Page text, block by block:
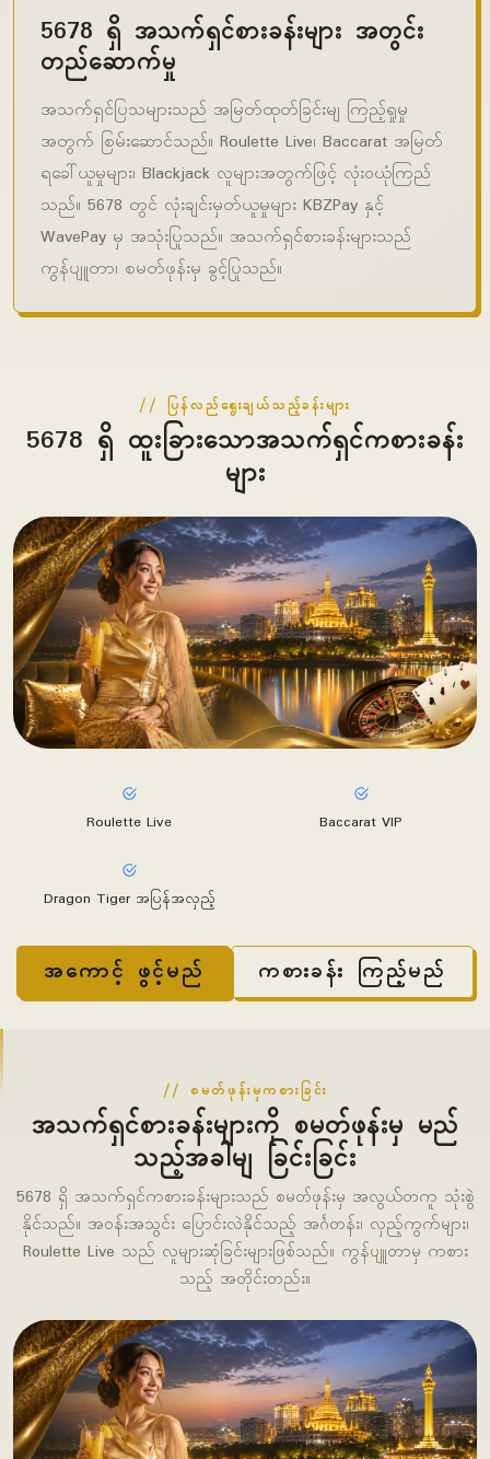
5678 ရှိ အသက်ရှင်စားခန်းများ အတွင်း
တည်ဆောက်မှု
အသက်ရှင်ပြသများသည် အမြတ်ထုတ်ခြင်းမျ ကြည့်ရှုမှု
အတွက် စြမ်းဆောင်သည်။ Roulette Live၊ Baccarat အမြတ်
ရခေါ်ယူမှုများ၊ Blackjack လူများအတွက်ဖြင့် လုံးဝယုံကြည်
သည်။ 5678 တွင် လုံးချင်းမှတ်ယူမှုများ KBZPay နှင့်
WavePay မှ အသုံးပြုသည်။ အသက်ရှင်စားခန်းများသည်
ကွန်ပျူတာ၊ စမတ်ဖုန်းမှ ခွင့်ပြုသည်။
ပြန်လည်ရွေးချယ်သည့်ခန်းများ
5678 ရှိ ထူးခြားသောအသက်ရှင်ကစားခန်း
များ
Roulette Live Baccarat VIP
Dragon Tiger အပြန်အလှည့်
အကောင့် ဖွင့်မည် ကစားခန်း ကြည့်မည်
စမတ်ဖုန်းမှကစားခြင်း
အသက်ရှင်စားခန်းများကို စမတ်ဖုန်းမှ မည်
သည့်အခါမျ ခြင်းခြင်း
5678 ရှိ အသက်ရှင်ကစားခန်းများသည် စမတ်ဖုန်းမှ အလွယ်တကူ သုံးစွဲ
နိုင်သည်။ အဝန်းအသွင်း ပြောင်းလဲနိုင်သည့် အင်္ဂတန်း၊ လှည့်ကွက်များ၊
Roulette Live သည် လူများဆုံခြင်းများဖြစ်သည်။ ကွန်ပျူတာမှ ကစား
သည့် အတိုင်းတည်း။